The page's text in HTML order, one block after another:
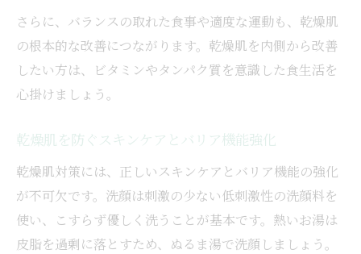
乾燥肌改善に欠かせない睡眠とストレス管
理法
誤った保湿が乾燥肌を招く理由とは
乾燥肌改善には正しい保湿方法の理解が重
乾燥肌治すクリーム選びの落とし穴と対策
乾燥肌改善を妨げる間違ったスキンケア習
さらに、バランスの取れた食事や適度な運動も、乾燥肌
の根本的な改善につながります。乾燥肌を内側から改善
したい方は、ビタミンやタンパク質を意識した食生活を
心掛けましょう。
乾燥肌を防ぐスキンケアとバリア機能強化
乾燥肌対策には、正しいスキンケアとバリア機能の強化
が不可欠です。洗顔は刺激の少ない低刺激性の洗顔料を
使い、こすらず優しく洗うことが基本です。熱いお湯は
皮脂を過剰に落とすため、ぬるま湯で洗顔しましょう。